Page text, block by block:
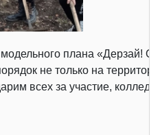
плана «Дерзай!
не только на
всех за участие,